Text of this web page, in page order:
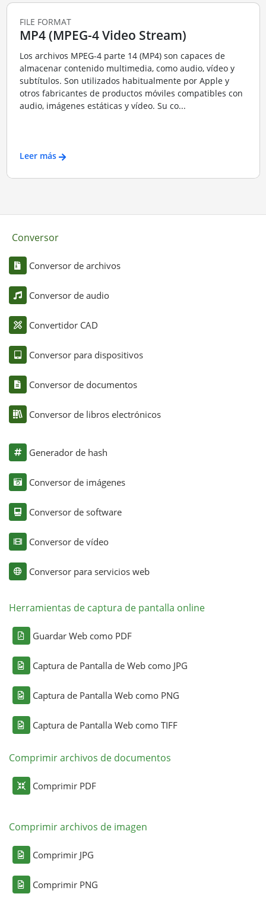
FILE FORMAT
MP4 (MPEG-4 Video Stream)
Los archivos MPEG-4 parte 14 (MP4) son capaces de
almacenar contenido multimedia, como audio, vídeo y
subtítulos. Son utilizados habitualmente por Apple y
otros fabricantes de productos móviles compatibles con
audio, imágenes estáticas y vídeo. Su co...
Leer más
Conversor
Conversor de archivos
Conversor de audio
Convertidor CAD
Conversor para dispositivos
Conversor de documentos
Conversor de libros electrónicos
Generador de hash
Conversor de imágenes
Conversor de software
Conversor de vídeo
Conversor para servicios web
Herramientas de captura de pantalla online
Guardar Web como PDF
Captura de Pantalla de Web como JPG
Captura de Pantalla Web como PNG
Captura de Pantalla Web como TIFF
Comprimir archivos de documentos
Comprimir PDF
Comprimir archivos de imagen
Comprimir JPG
Comprimir PNG